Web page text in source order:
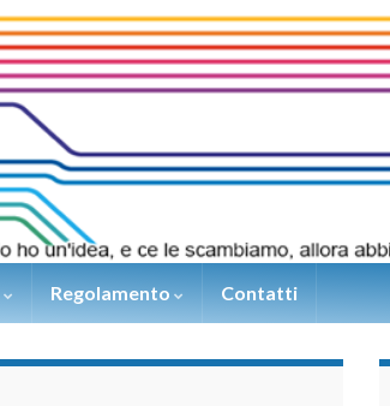
Regolamento Contatti